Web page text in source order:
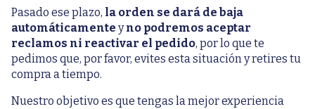
Pasado ese plazo, la orden se dará de baja
automáticamente yno podremos aceptar
reclamos ni reactivar el pedido, por lo que te
pedimos que, por favor, evites esta situación y retires tu
compra a tiempo.
Nuestro objetivo es que tengas la mejor experiencia